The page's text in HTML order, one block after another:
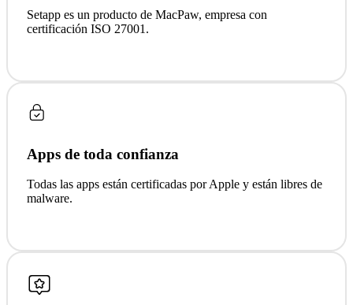
Setapp es un producto de MacPaw, empresa con
certificación ISO 27001.
Apps de toda confianza
Todas las apps están certificadas por Apple y están libres de
malware.